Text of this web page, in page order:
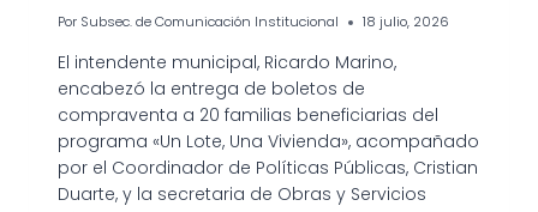
Por Subsec. de Comunicación Institucional 18 julio, 2026
El intendente municipal, Ricardo Marino,
encabezó la entrega de boletos de
compraventa a 20 familias beneficiarias del
programa «Un Lote, Una Vivienda», acompañado
por el Coordinador de Políticas Públicas, Cristian
Duarte, y la secretaria de Obras y Servicios